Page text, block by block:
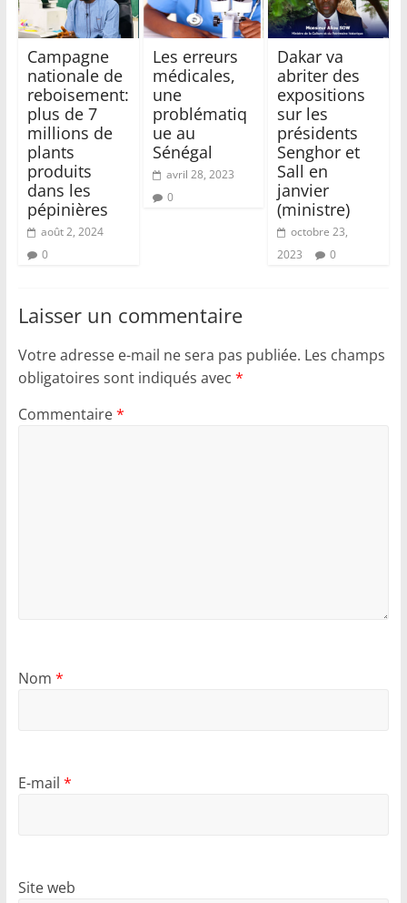
Campagne
nationale de
reboisement:
plus de 7
millions de
plants
produits
dans les
pépinières
août 2, 2024
0
Les erreurs
médicales,
une
problématiq
ue au
Sénégal
avril 28, 2023
0
Dakar va
abriter des
expositions
sur les
présidents
Senghor et
Sall en
janvier
(ministre)
octobre 23,
2023
0
Laisser un commentaire
Votre adresse e-mail ne sera pas publiée. Les champs
obligatoires sont indiqués avec *
Commentaire*
Nom *
E-mail *
Site web